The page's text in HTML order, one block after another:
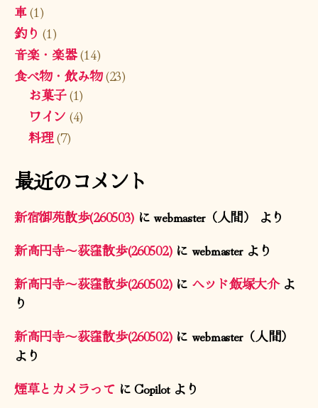
車(1)
釣り (1)
音楽・楽器(14)
食べ物・飲み物(23)
お菓子(1)
ワイン (4)
料理(7)
最近のコメント
新宿御苑散歩(260503) にwebmaster（人間）
より
新高円寺〜荻窪散歩(260502)に webmasterより
新高円寺〜荻窪散歩(260502)に ヘッド飯塚大介よ
り
新高円寺〜荻窪散歩(260502)に webmaster（人間）
より
煙草とカメラってにCopilotより